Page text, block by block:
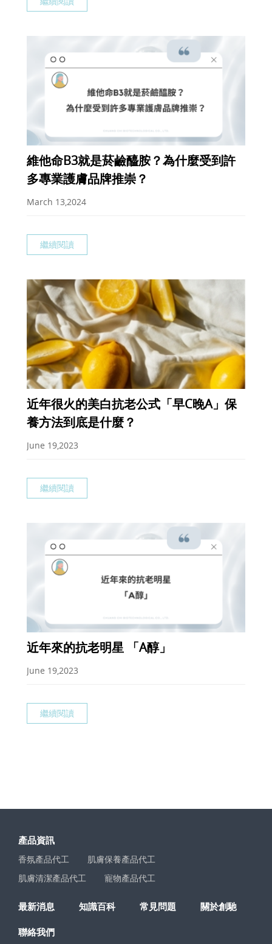
維他命B3就是菸鹼醯胺？為什麼受到許
多專業護膚品牌推崇？
March 13,2024
繼續閱讀
近年很火的美白抗老公式「早C晚A」保
養方法到底是什麼？
June 19,2023
繼續閱讀
近年來的抗老明星 「A醇」
June 19,2023
繼續閱讀
產品資訊
香氛產品代工
肌膚保養產品代工
肌膚清潔產品代工
寵物產品代工
最新消息 知識百科 常見問題 關於創馳
聯絡我們